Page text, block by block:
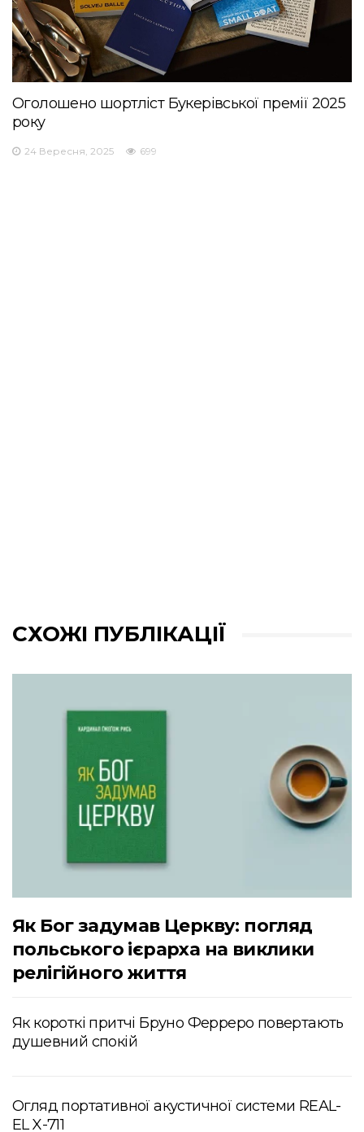
Оголошено шортліст Букерівської премії 2025
року
24 Вересня, 2025 699
СХОЖІ ПУБЛІКАЦІЇ
Як Бог задумав Церкву: погляд
польського ієрарха на виклики
релігійного життя
Як короткі притчі Бруно Ферреро повертають
душевний спокій
Огляд портативної акустичної системи REAL-
EL X-711